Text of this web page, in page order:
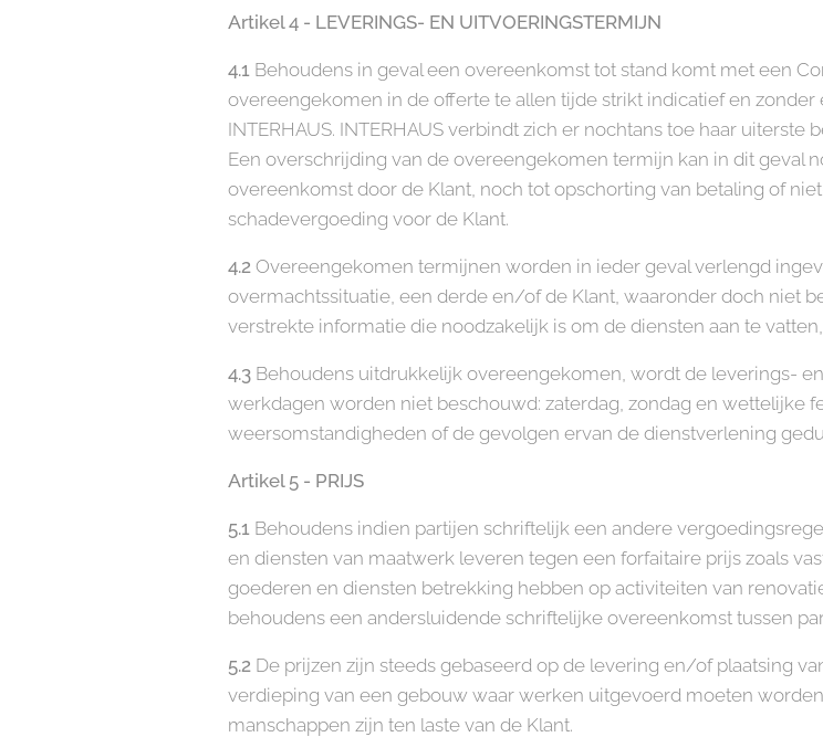
Artikel 4 - LEVERINGS- EN UITVOERINGSTERMIJN
4.1Behoudens in geval een overeenkomst tot stand komt met een
overeengekomen in de offerte te allen tijde strikt indicatief en
INTERHAUS. INTERHAUS verbindt zich er nochtans toe haar
Een overschrijding van de overeengekomen termijn kan in dit geval
overeenkomst door de Klant, noch tot opschorting van betaling of
schadevergoeding voor de Klant.
4.2Overeengekomen termijnen worden in ieder geval verlengd
overmachtssituatie, een derde en/of de Klant, waaronder doch niet
verstrekte informatie die noodzakelijk is om de diensten aan te
4.3Behoudens uitdrukkelijk overeengekomen, wordt de leverings-
werkdagen worden niet beschouwd: zaterdag, zondag en wettelijke
weersomstandigheden of de gevolgen ervan de dienstverlening
Artikel 5 - PRIJS
5.1Behoudens indien partijen schriftelijk een andere
en diensten van maatwerk leveren tegen een forfaitaire prijs zoals
goederen en diensten betrekking hebben op activiteiten van
behoudens een andersluidende schriftelijke overeenkomst tussen
5.2De prijzen zijn steeds gebaseerd op de levering en/of plaatsing
verdieping van een gebouw waar werken uitgevoerd moeten
manschappen zijn ten laste van de Klant.